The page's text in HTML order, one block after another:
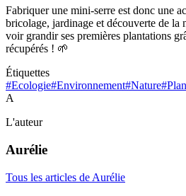
Fabriquer une mini-serre est donc une
bricolage, jardinage et découverte de la
voir grandir ses premières plantations
récupérés ! 🌱
Étiquettes
#Ecologie#Environnement#Nature
A
L'auteur
Aurélie
Tous les articles de Aurélie